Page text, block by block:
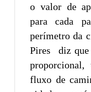
o valor de
para cada
perímetro da
Pires diz que
fluxo de